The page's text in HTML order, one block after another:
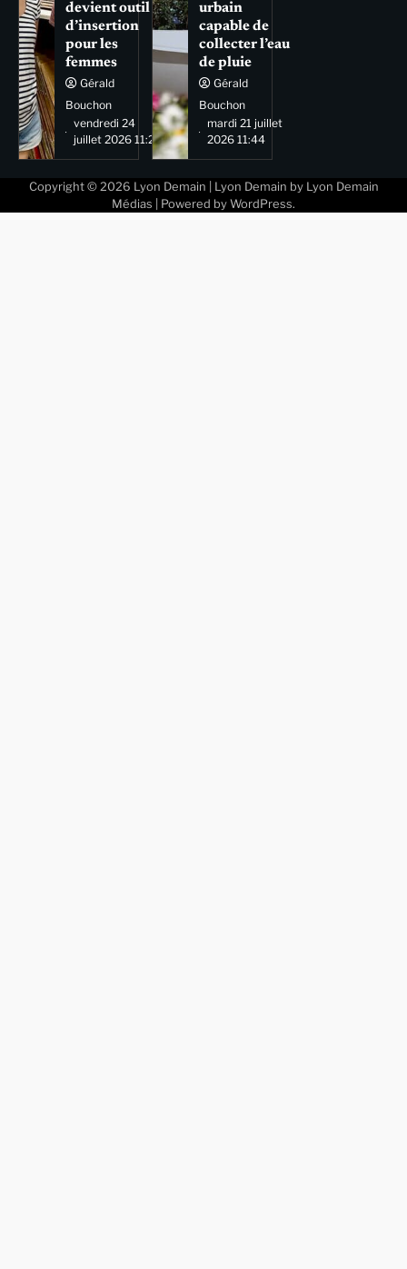
devient outil
d’insertion
pour les
femmes
Gérald
Bouchon
vendredi 24
juillet 2026 11:29
urbain
capable de
collecter l’eau
de pluie
Gérald
Bouchon
mardi 21 juillet
2026 11:44
Copyright © 2026 Lyon Demain | Lyon Demain by Lyon Demain
Médias | Powered by WordPress.